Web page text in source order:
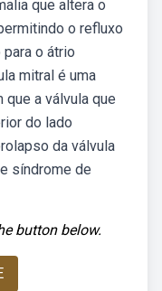
que altera o
o refluxo
o átrio
mitral é uma
que a válvula que
do lado
da válvula
síndrome de
button below.